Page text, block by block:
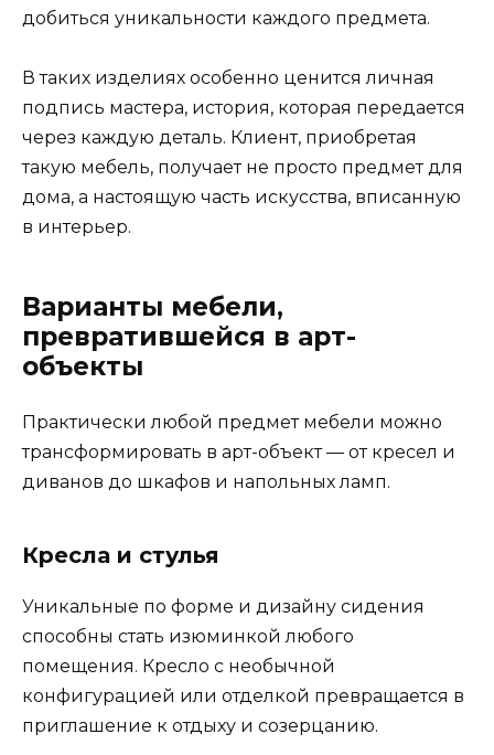
добиться уникальности каждого предмета.
В таких изделиях особенно ценится личная
подпись мастера, история, которая передается
через каждую деталь. Клиент, приобретая
такую мебель, получает не просто предмет для
дома, а настоящую часть искусства, вписанную
в интерьер.
Варианты мебели,
превратившейся в арт-
объекты
Практически любой предмет мебели можно
трансформировать в арт-объект — от кресел и
диванов до шкафов и напольных ламп.
Кресла и стулья
Уникальные по форме и дизайну сидения
способны стать изюминкой любого
помещения. Кресло с необычной
конфигурацией или отделкой превращается в
приглашение к отдыху и созерцанию.